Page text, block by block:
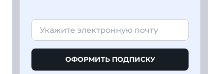
ОФОРМИТЬ ПОДПИСКУ